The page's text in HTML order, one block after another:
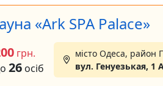
«Ark SPA Palace»
грн.
26осіб
місто Одеса, район
вул. Генуезькая, 1